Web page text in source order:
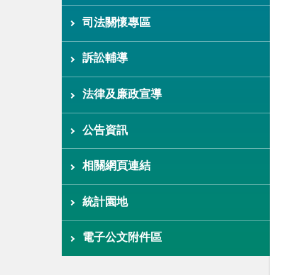
司法關懷專區
訴訟輔導
法律及廉政宣導
公告資訊
相關網頁連結
統計園地
電子公文附件區